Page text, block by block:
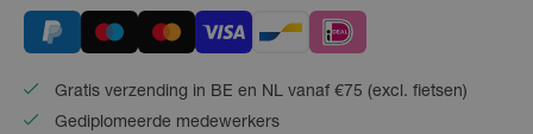
Gratis verzending in BE en NL vanaf €75 (excl. fietsen)
Gediplomeerde medewerkers